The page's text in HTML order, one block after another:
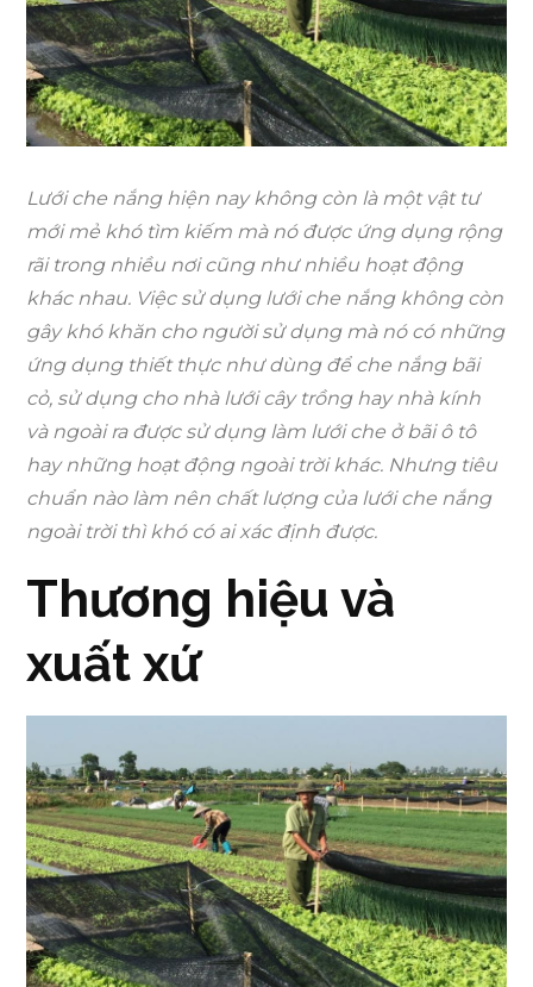
của
sản
phẩm
lưới
che
ngoài
Lưới che nắng hiện nay không còn là một vật tư
mới mẻ khó tìm kiếm mà nó được ứng dụng rộng
rãi trong nhiều nơi cũng như nhiều hoạt động
khác nhau. Việc sử dụng lưới che nắng không còn
gây khó khăn cho người sử dụng mà nó có những
ứng dụng thiết thực như dùng để che nắng bãi
cỏ, sử dụng cho nhà lưới cây trồng hay nhà kính
và ngoài ra được sử dụng làm lưới che ở bãi ô tô
hay những hoạt động ngoài trời khác. Nhưng tiêu
chuẩn nào làm nên chất lượng của lưới che nắng
ngoài trờithì khó có ai xác định được.
Thương hiệu và
xuất xứ